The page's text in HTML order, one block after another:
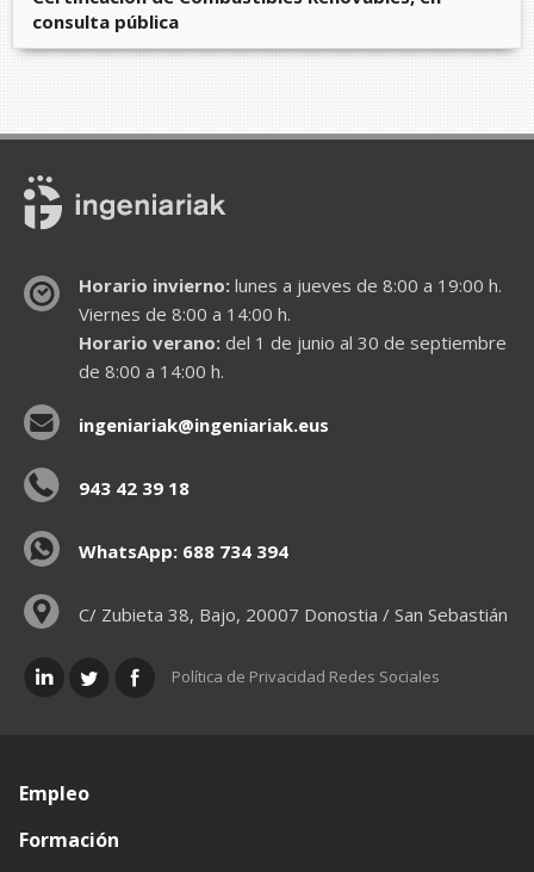
consulta pública
Horario invierno:lunes a jueves de 8:00 a 19:00 h.
Viernes de 8:00 a 14:00 h.
Horario verano:del 1 de junio al 30 de septiembre
de 8:00 a 14:00 h.
ingeniariak@ingeniariak.eus
943 42 39 18
WhatsApp: 688 734 394
C/ Zubieta 38, Bajo, 20007 Donostia / San Sebastián
Política de Privacidad Redes Sociales
Empleo
Formación